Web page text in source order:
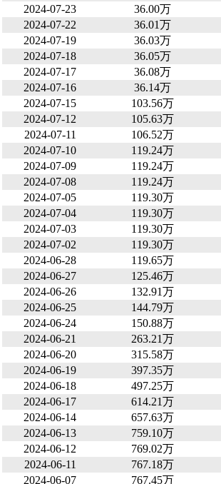
2024-07-23
36.00万
2024-07-22
36.01万
2024-07-19
36.03万
2024-07-18
36.05万
2024-07-17
36.08万
2024-07-16
36.14万
2024-07-15
103.56万
2024-07-12
105.63万
2024-07-11
106.52万
2024-07-10
119.24万
2024-07-09
119.24万
2024-07-08
119.24万
2024-07-05
119.30万
2024-07-04
119.30万
2024-07-03
119.30万
2024-07-02
119.30万
2024-06-28
119.65万
2024-06-27
125.46万
2024-06-26
132.91万
2024-06-25
144.79万
2024-06-24
150.88万
2024-06-21
263.21万
2024-06-20
315.58万
2024-06-19
397.35万
2024-06-18
497.25万
2024-06-17
614.21万
2024-06-14
657.63万
2024-06-13
759.10万
2024-06-12
769.02万
2024-06-11
767.18万
2024-06-07
767.45万